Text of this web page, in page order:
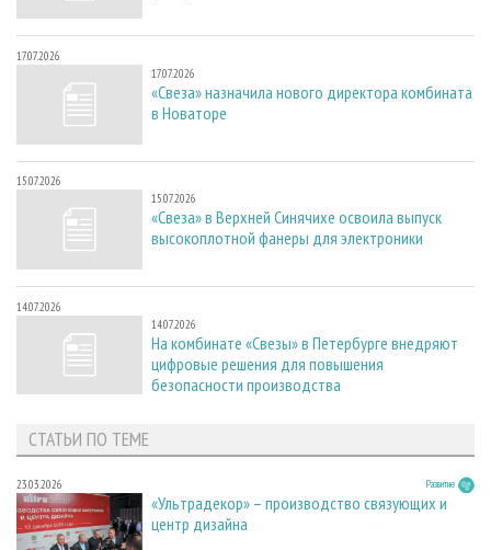
17.07.2026
17.07.2026
«Свеза» назначила нового директора комбината
в Новаторе
15.07.2026
15.07.2026
«Свеза» в Верхней Синячихе освоила выпуск
высокоплотной фанеры для электроники
14.07.2026
14.07.2026
На комбинате «Свезы» в Петербурге внедряют
цифровые решения для повышения
безопасности производства
СТАТЬИ ПО ТЕМЕ
23.03.2026 Развитие
«Ультрадекор» – производство связующих и
центр дизайна